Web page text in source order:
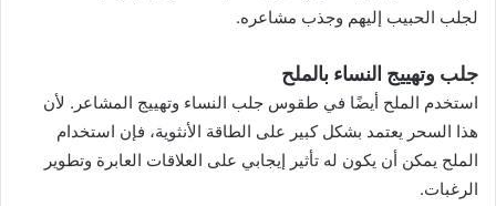
لجلب الحبيب إليهم وجذب مشاعره.
جلب وتهييج النساء بالملح
استخدم الملح أيضًا في طقوس جلب النساء وتهييج المشاعر. لأن
هذا السحر يعتمد بشكل كبير على الطاقة الأنثوية، فإن استخدام
الملح يمكن أن يكون له تأثير إيجابي على العلاقات العابرة وتطوير
الرغبات.